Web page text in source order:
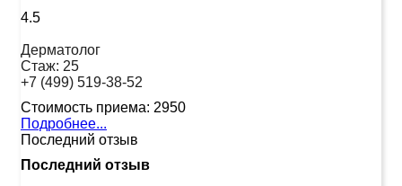
4.5
Дерматолог
Стаж: 25
+7 (499) 519-38-52
Стоимость приема: 2950
Подробнее...
Последний отзыв
Последний отзыв